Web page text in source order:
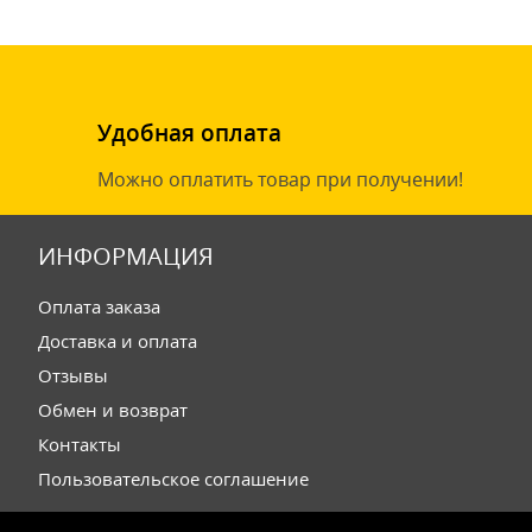
Удобная оплата
Можно оплатить товар при получении!
ИНФОРМАЦИЯ
Оплата заказа
Доставка и оплата
Отзывы
Обмен и возврат
Контакты
Пользовательское соглашение